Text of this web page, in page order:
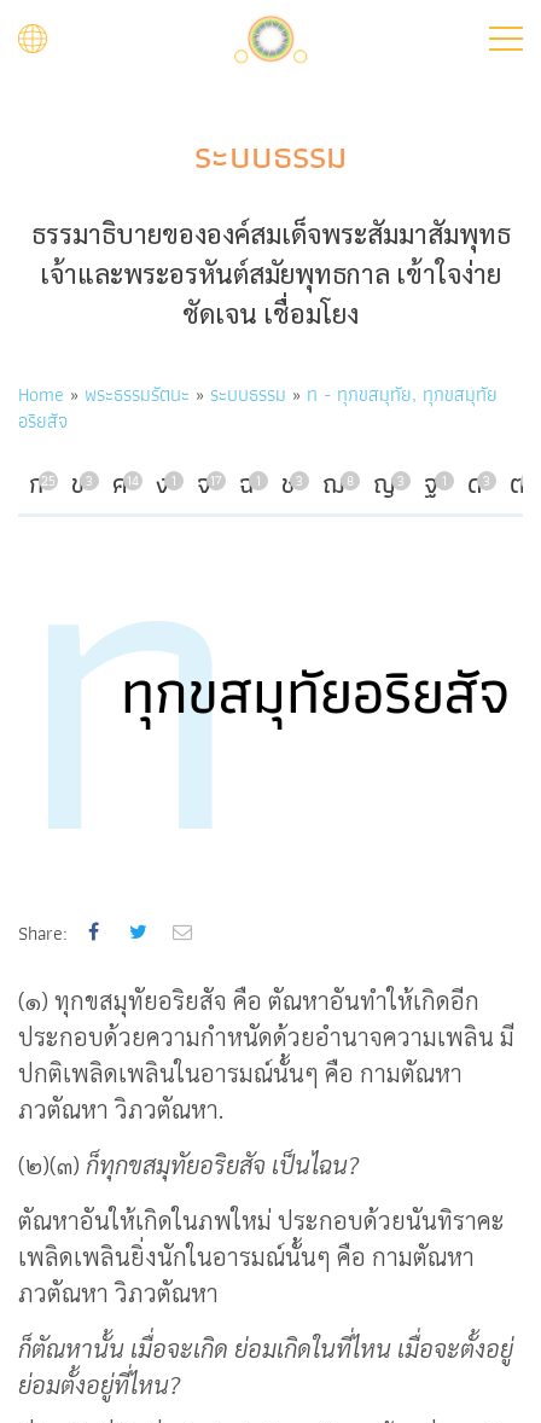
ระบบธรรม
ธรรมาธิบายขององค์สมเด็จพระสัมมาสัมพุทธ
เจ้าและพระอรหันต์สมัยพุทธกาล เข้าใจง่าย
ชัดเจน เชื่อมโยง
Breadcrumb
Home พระธรรมรัตนะ ระบบธรรม
ท - ทุกขสมุทัย, ทุกขสมุทัย
อริยสัจ
ก25 ข3 ค14 ง1 จ17 ฉ1 ช3 ฌ8 ญ3 ฐ1 ด3 ต
ท
ทุกขสมุทัยอริยสัจ
Share:
(๑) ทุกขสมุทัยอริยสัจ คือ ตัณหาอันทำให้เกิดอีก
ประกอบด้วยความกำหนัดด้วยอำนาจความเพลิน มี
ปกติเพลิดเพลินในอารมณ์นั้นๆ คือ กามตัณหา
ภวตัณหา วิภวตัณหา.
(๒)(๓) ก็ทุกขสมุทัยอริยสัจ เป็นไฉน?
ตัณหาอันให้เกิดในภพใหม่ ประกอบด้วยนันทิราคะ
เพลิดเพลินยิ่งนักในอารมณ์นั้นๆ คือ กามตัณหา
ภวตัณหา วิภวตัณหา
ก็ตัณหานั้น เมื่อจะเกิด ย่อมเกิดในที่ไหน เมื่อจะตั้งอยู่
ย่อมตั้งอยู่ที่ไหน?